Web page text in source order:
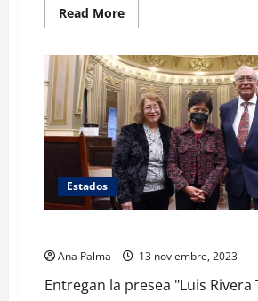
Read MoreRead
more
familia
Pereda
Gómez
por
8va
ocasión
la
Presea
Adrián
Pereda
Lopez
a
estudiantes
UAEH
Estados
Ana Palma 13 noviembre, 2023
Entregan la presea "Luis Rivera